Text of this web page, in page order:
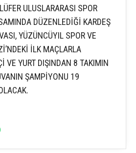
ULUSLARARASI SPOR
DÜZENLEDİĞİ KARDEŞ
YÜZÜNCÜYIL SPOR VE
İLK MAÇLARLA
VE YURT DIŞINDAN 8 TAKIMIN
ŞAMPİYONU 19